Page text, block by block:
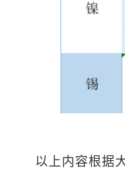
以上内容根据